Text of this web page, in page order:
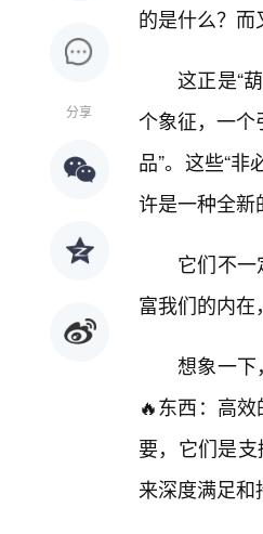
分享
的是什么？而
这正是“
个象征，一个
品”。这些“
许是一种全新
它们不
富我们的内
想象一下
🔥东西：高
要，它们是
来深度满足和